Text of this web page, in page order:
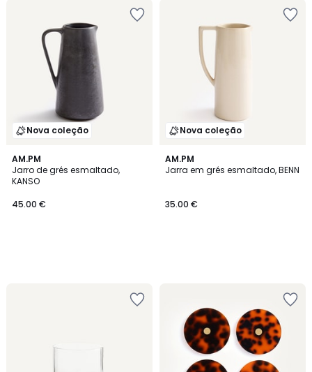
Nova coleção
AM.PM
Jarro de grés esmaltado,
KANSO
45.00 €
Nova coleção
AM.PM
Jarra em grés esmaltado, BENN
35.00 €